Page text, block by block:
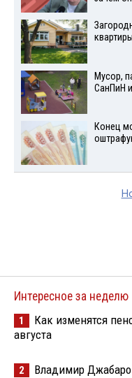
Мусор,
СанПиН
Конец
Интересное за неделю
1
Как изменятся
августа
2 Владимир